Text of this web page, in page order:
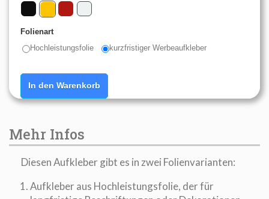
Folienart
Hochleistungsfolie
kurzfristiger Werbeaufkleber
In den Warenkorb
Mehr Infos
Diesen Aufkleber gibt es in zwei Folienvarianten:
Aufkleber aus Hochleistungsfolie, der für